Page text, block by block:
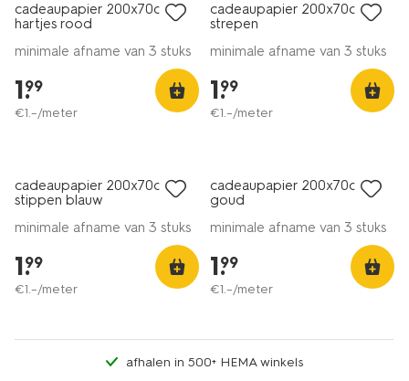
cadeaupapier 200x70cm
hartjes rood
minimale afname van 3 stuks
1.
99
€1.–/meter
cadeaupapier 200x70cm
strepen
minimale afname van 3 stuks
1.
99
€1.–/meter
cadeaupapier 200x70cm
stippen blauw
minimale afname van 3 stuks
1.
99
€1.–/meter
cadeaupapier 200x70cm
goud
minimale afname van 3 stuks
1.
99
€1.–/meter
afhalen in 500+ HEMA winkels